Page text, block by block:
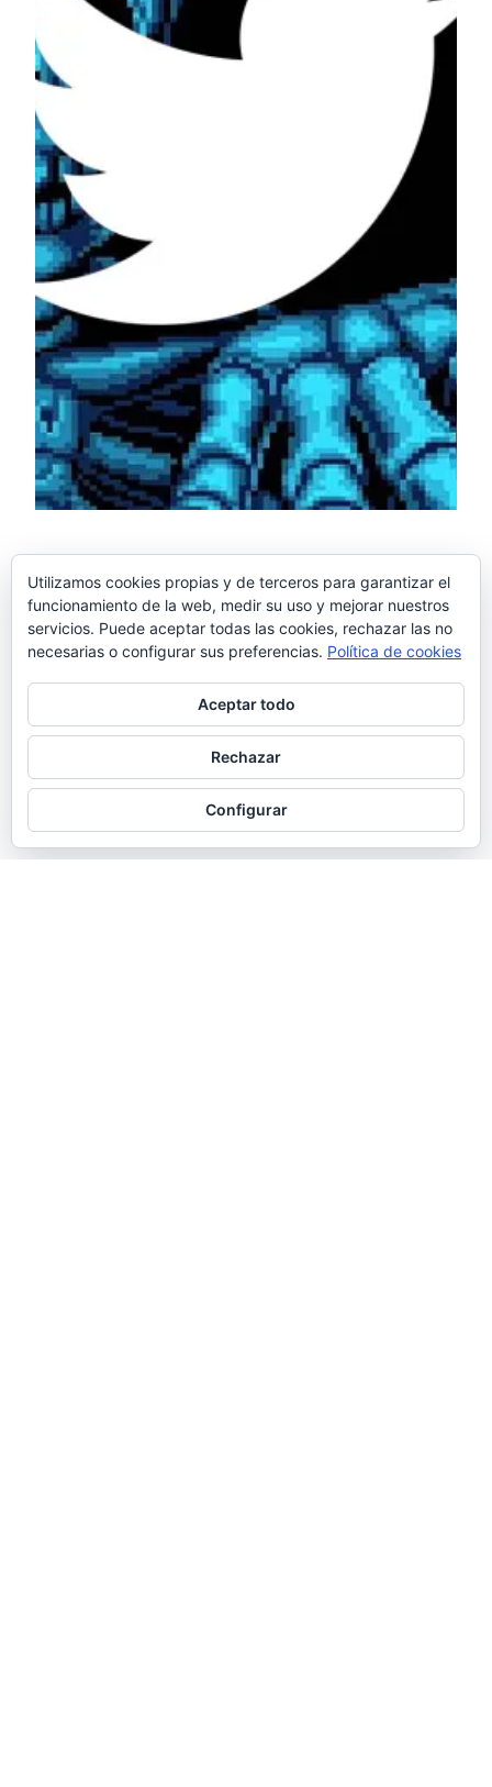
El tuit de mayo: Golden
Axe frito
Lo siento, pero no puedo desligar el olor a pimientos
fritos del «Golden Axe». Los arcades en los bares nos
dejaron extrañas secuelas ¿Algún caso parecido en la
sala?
Utilizamos cookies propias y de terceros para garantizar el
funcionamiento de la web, medir su uso y mejorar nuestros
servicios. Puede aceptar todas las cookies, rechazar las no
necesarias o configurar sus preferencias. Política de cookies
Aceptar todo
Rechazar
Configurar